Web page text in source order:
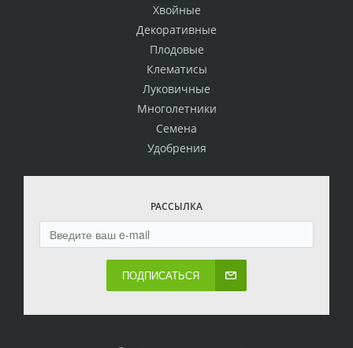
Хвойные
Декоративные
Плодовые
Клематисы
Луковичные
Многолетники
Семена
Удобрения
РАССЫЛКА
ПОДПИСАТЬСЯ